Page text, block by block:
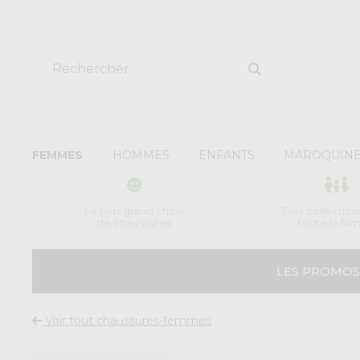
FEMMES HOMMES ENFANTS
Le plus grand choix
de chaussures
Des
toute la
LES
Voir tout chaussures-femmes